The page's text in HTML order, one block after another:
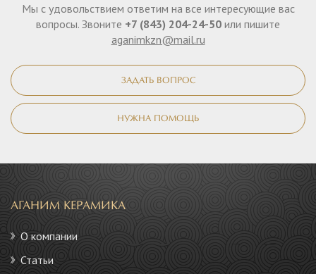
Мы с удовольствием ответим на все интересующие вас
вопросы. Звоните +7 (843) 204-24-50 или пишите
aganimkzn@mail.ru
ЗАДАТЬ ВОПРОС
НУЖНА ПОМОЩЬ
АГАНИМ КЕРАМИКА
О компании
Статьи